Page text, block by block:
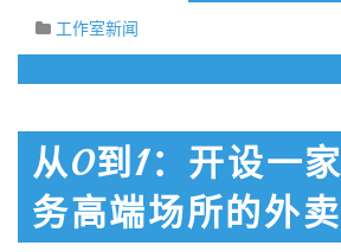
工作室新闻
从0到1：开设一
务高端场所的外